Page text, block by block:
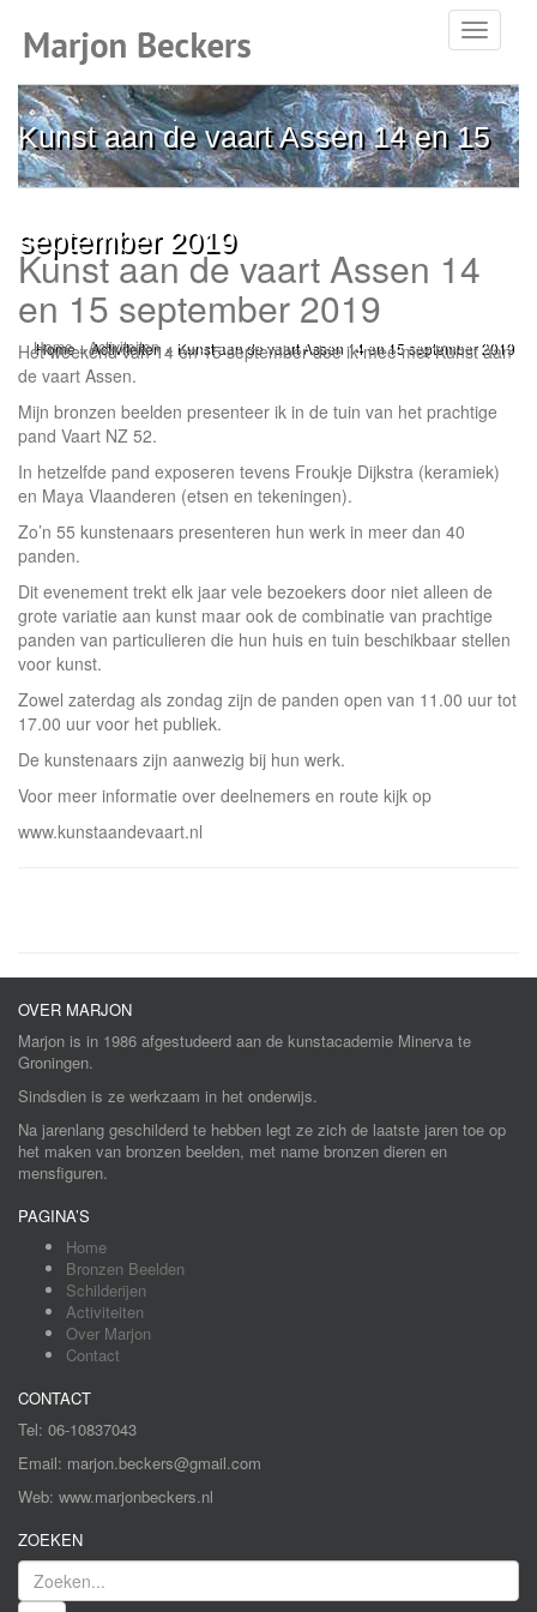
Toggle
Kunst aan de vaart Assen 14 en 15
september 2019
Home»Activiteiten» Kunst aan de vaart Assen 14 en 15 september 2019
Kunst aan de vaart Assen 14
en 15 september 2019
Het weekend van 14 en 15 september doe ik mee met Kunst aan
de vaart Assen.
Mijn bronzen beelden presenteer ik in de tuin van het prachtige
pand Vaart NZ 52.
In hetzelfde pand exposeren tevens Froukje Dijkstra (keramiek)
en Maya Vlaanderen (etsen en tekeningen).
Zo’n 55 kunstenaars presenteren hun werk in meer dan 40
panden.
Dit evenement trekt elk jaar vele bezoekers door niet alleen de
grote variatie aan kunst maar ook de combinatie van prachtige
panden van particulieren die hun huis en tuin beschikbaar stellen
voor kunst.
Zowel zaterdag als zondag zijn de panden open van 11.00 uur tot
17.00 uur voor het publiek.
De kunstenaars zijn aanwezig bij hun werk.
Voor meer informatie over deelnemers en route kijk op
www.kunstaandevaart.nl
OVER MARJON
Marjon is in 1986 afgestudeerd aan de kunstacademie Minerva te
Groningen.
Sindsdien is ze werkzaam in het onderwijs.
Na jarenlang geschilderd te hebben legt ze zich de laatste jaren toe op
het maken van bronzen beelden, met name bronzen dieren en
mensfiguren.
PAGINA’S
Home
Bronzen Beelden
Schilderijen
Activiteiten
Over Marjon
Contact
CONTACT
Tel: 06-10837043
Email: marjon.beckers@gmail.com
Web: www.marjonbeckers.nl
ZOEKEN